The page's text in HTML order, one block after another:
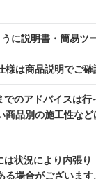
に説明書・簡易ツ
様は商品説明でご確
のアドバイスは行
商品別の施工性な
は状況により内張り
場合がございます